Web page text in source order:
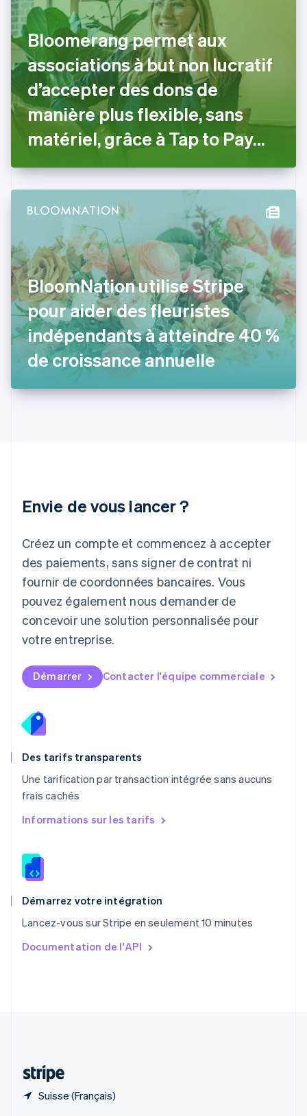
Bloomerang permet aux
associations à but non lucratif
d’accepter des dons de
manière plus flexible, sans
matériel, grâce à Tap to Pay
sur iPhone
BloomNation utilise Stripe
pour aider des fleuristes
indépendants à atteindre 40 %
de croissance annuelle
Envie de vous lancer ?
Créez un compte et commencez à accepter
des paiements, sans signer de contrat ni
fournir de coordonnées bancaires. Vous
pouvez également nous demander de
concevoir une solution personnalisée pour
votre entreprise.
Démarrer Contacter l'équipe commerciale
Des tarifs transparents
Une tarification par transaction intégrée sans aucuns
frais cachés
Informations sur les tarifs
Démarrez votre intégration
Lancez-vous sur Stripe en seulement 10 minutes
Documentation de l'API
Suisse (Français)
Chypre
English
Croatie
Italiano
Danemark
English
Émirats arabes unis
English
Espagne
EspañolEnglish
English
États-Unis
Finlande
Svenska
France
Français English
Gibraltar
English
Grèce
English
Hongrie
English
Inde
English
English
Deutsch English
Luxembourg
FrançaisDeutsch English
Malaisie
English 简体中文
Malte
English
EspañolEnglish
English
Nouvelle-Zélande
Pays-Bas
Nederlands
English
PortuguêsEnglish
R.A.S. de Hong Kong, Chine
English
Roumanie
Royaume-Uni
English
English简体中文
English